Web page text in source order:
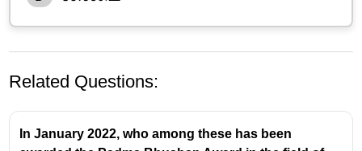
Related Questions:
In January 2022, who among these has been